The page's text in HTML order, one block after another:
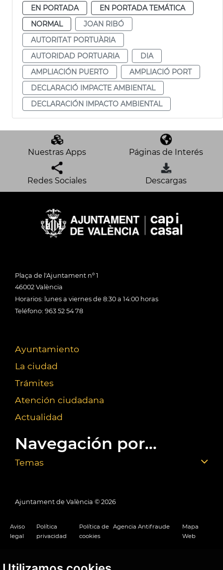
EN PORTADA
EN PORTADA TEMÁTICA
NORMAL
JOAN RIBÓ
AUTORITAT PORTUÀRIA
AUTORIDAD PORTUARIA
DIA
AMPLIACIÓN PUERTO
AMPLIACIÓ PORT
DECLARACIÓ IMPACTE AMBIENTAL
DECLARACIÓN IMPACTO AMBIENTAL
Nuestras Apps Páginas de Interés
Redes Sociales Descargas
Plaça de l'Ajuntament nº 1
46002 València
Horarios: lunes a viernes de 8:30 a 14:00 horas
Teléfono: 963 52 54 78
Ayuntamiento
La ciudad
Trámites
Atención ciudadana
Actualidad
Navegación por...
Temas
Ajuntament de València © 2026
Aviso
legal
Política
privacidad
Política de
cookies
Agencia Antifraude
Mapa
Web